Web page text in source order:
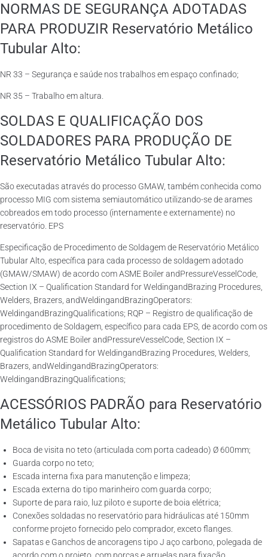
NORMAS DE SEGURANÇA ADOTADAS
PARA PRODUZIR Reservatório Metálico
Tubular Alto:
NR 33 – Segurança e saúde nos trabalhos em espaço confinado;
NR 35 – Trabalho em altura.
SOLDAS E QUALIFICAÇÃO DOS
SOLDADORES PARA PRODUÇÃO DE
Reservatório Metálico Tubular Alto:
São executadas através do processo GMAW, também conhecida como
processo MIG com sistema semiautomático utilizando-se de arames
cobreados em todo processo (internamente e externamente) no
reservatório. EPS
Especificação de Procedimento de Soldagem de Reservatório Metálico
Tubular Alto, específica para cada processo de soldagem adotado
(GMAW/SMAW) de acordo com ASME Boiler andPressureVesselCode,
Section IX – Qualification Standard for WeldingandBrazing Procedures,
Welders, Brazers, andWeldingandBrazingOperators:
WeldingandBrazingQualifications; RQP – Registro de qualificação de
procedimento de Soldagem, específico para cada EPS, de acordo com os
registros do ASME Boiler andPressureVesselCode, Section IX –
Qualification Standard for WeldingandBrazing Procedures, Welders,
Brazers, andWeldingandBrazingOperators:
WeldingandBrazingQualifications;
ACESSÓRIOS PADRÃO para Reservatório
Metálico Tubular Alto:
Boca de visita no teto (articulada com porta cadeado) Ø 600mm;
Guarda corpo no teto;
Escada interna fixa para manutenção e limpeza;
Escada externa do tipo marinheiro com guarda corpo;
Suporte de para raio, luz piloto e suporte de boia elétrica;
Conexões soldadas no reservatório para hidráulicas até 150mm
conforme projeto fornecido pelo comprador, exceto flanges.
Sapatas e Ganchos de ancoragens tipo J aço carbono, polegada de